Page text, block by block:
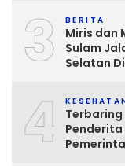
3 BERITA
Miris dan
Sulam
Selatan
4
Terbaring
Penderita